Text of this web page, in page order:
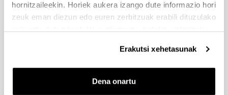
hornitzaileekin. Horiek aukera izango dute informazio hori
zeuk eman diezun edo euren zerbitzuak erabili dituzulako
Erakutsi xehetasunak
Dena onartu
García Azkoaga, I.M. (2007) Ikasleen testuetatik
estrategia linguistiko-diskurtsiboen irakaskuntzara.
Izen kohesioa aztergai. In I. Plazaola & M.P. Alonso
(eds.): Testuak, diskurtsoak eta generoak. Euskal
187-186.